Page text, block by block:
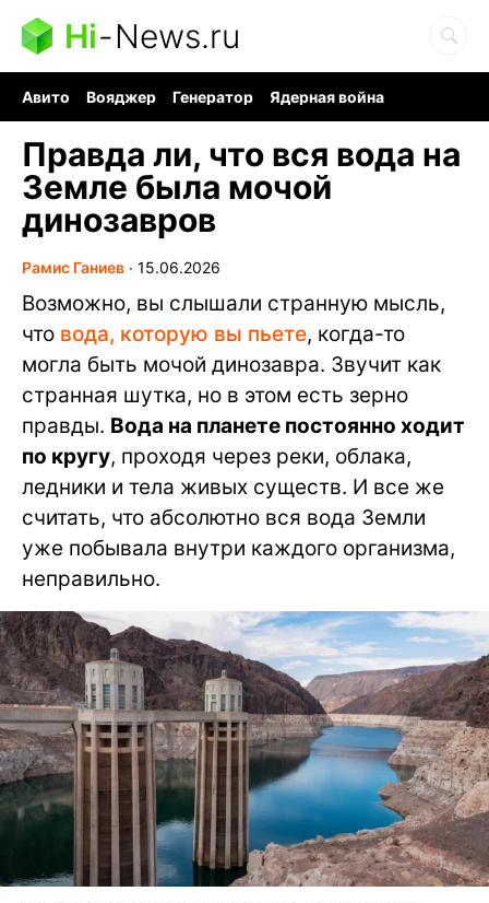
Hi-News.ru
Авито Вояджер Генератор
Ядерная война
Правда ли, что вся вода на
Земле была мочой
динозавров
Рамис Ганиев ∙ 15.06.2026
Возможно, вы слышали странную мысль,
что вода, которую вы пьете, когда-то
могла быть мочой динозавра. Звучит как
странная шутка, но в этом есть зерно
правды. Вода на планете постоянно ходит
по кругу, проходя через реки, облака,
ледники и тела живых существ. И все же
считать, что абсолютно вся вода Земли
уже побывала внутри каждого организма,
неправильно.